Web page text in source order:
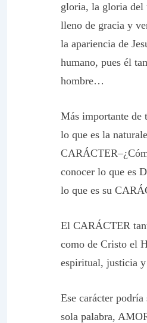
gloria, la gloria del
lleno de gracia y
la apariencia de
humano, pues él
hombre…
Más importante de
lo que es la
conocer lo que es
lo que es su
El CARÁCTER
como de Cristo el
espiritual, justicia
Ese carácter
sola palabra,